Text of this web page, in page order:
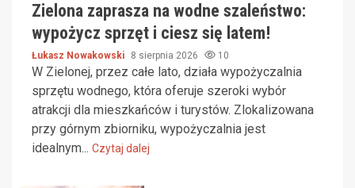
Zielona zaprasza na wodne szaleństwo:
wypożycz sprzęt i ciesz się latem!
Łukasz Nowakowski 8 sierpnia 2026 10
W Zielonej, przez całe lato, działa wypożyczalnia
sprzętu wodnego, która oferuje szeroki wybór
atrakcji dla mieszkańców i turystów. Zlokalizowana
przy górnym zbiorniku, wypożyczalnia jest
idealnym... Czytaj dalej